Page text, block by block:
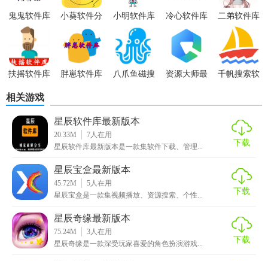
1. 使用搜索功能可以快速定位到目标软件。
2. 在软件详情页中，可以查看软件的详细信息及用户评价，
帮助做出更明智的下载决策。
3. 软件更新提醒功能，可以自动检测并提醒用户已安装软件
5. 卸载功能支持一键卸载，方便快捷地移除不再需要的软
件。
【星辰软件库最新版本亮点】
1. 丰富的软件资源，涵盖了各种类型及用途的软件。
2. 安全可靠的下载渠道，确保软件来源的安全性。
3. 实时更新功能，保持软件资源的最新状态。
鬼鬼软件库
小葵软件分
享库
小明软件库 冷心软件库 二弟软件库
扶摇软件库 胖崽软件库 八爪鱼磁搜
资源大师最
千帆搜索软
相关游戏
星辰软件库最新版本
20.33M 7人在用
星辰软件库最新版本是一款集软件下载、管理...
下载
星辰宝盒最新版本
45.72M 5人在用
星辰宝盒是一款集视频播放、资源搜索、个性...
下载
星辰奇缘最新版本
75.24M 3人在用
星辰奇缘是一款深受玩家喜爱的角色扮演游戏...
下载